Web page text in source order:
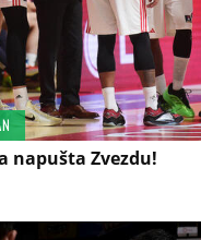
napušta Zvezdu!